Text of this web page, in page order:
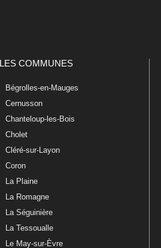
LES COMMUNES
Bégrolles-en-Mauges
Cernusson
Chanteloup-les-Bois
Cholet
Cléré-sur-Layon
Coron
La Plaine
La Romagne
La Séguinière
La Tessoualle
Le May-sur-Èvre